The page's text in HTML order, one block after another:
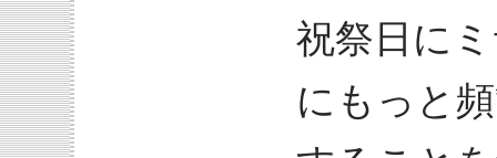
祝祭日に
にもっと